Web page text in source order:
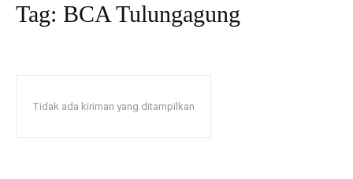
Tag: BCA Tulungagung
Tidak ada kiriman yang ditampilkan